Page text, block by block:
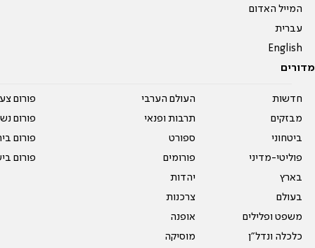
המייל האדום
עברית
English
מדורים
חדשות
מבזקים
ביטחוני
פוליטי-מדיני
בארץ
בעולם
משפט ופלילים
כלכלה ונדל"ן
העולם הערבי
תרבות ופנאי
ספורט
פורומים
יהדות
צרכנות
אופנה
מוסיקה
פורום
פורום
פורום
פורום